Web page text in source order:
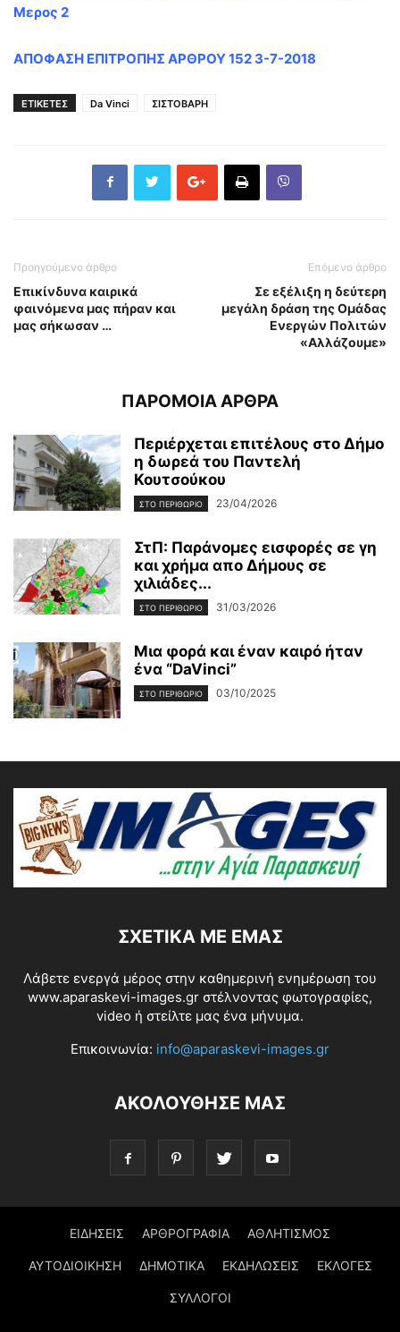
Μερος 2
ΑΠΟΦΑΣΗ ΕΠΙΤΡΟΠΗΣ ΑΡΘΡΟΥ 152 3-7-2018
ΕΤΙΚΕΤΕΣ Da Vinci ΣΙΣΤΟΒΑΡΗ
Προηγούμενο άρθρο
Επικίνδυνα καιρικά
φαινόμενα μας πήραν και
μας σήκωσαν …
Επόμενο άρθρο
Σε εξέλιξη η δεύτερη
μεγάλη δράση της Ομάδας
Ενεργών Πολιτών
«Αλλάζουμε»
ΠΑΡΟΜΟΙΑ ΑΡΘΡΑ
Περιέρχεται επιτέλους στο Δήμο
η δωρεά του Παντελή
Κουτσούκου
ΣΤΟ ΠΕΡΙΘΩΡΙΟ 23/04/2026
ΣτΠ: Παράνομες εισφορές σε γη
και χρήμα απο Δήμους σε
χιλιάδες...
ΣΤΟ ΠΕΡΙΘΩΡΙΟ 31/03/2026
Μια φορά και έναν καιρό ήταν
ένα “DaVinci”
ΣΤΟ ΠΕΡΙΘΩΡΙΟ 03/10/2025
ΣΧΕΤΙΚΆ ΜΕ ΕΜΆΣ
Λάβετε ενεργά μέρος στην καθημερινή ενημέρωση του
www.aparaskevi-images.gr στέλνοντας φωτογραφίες,
video ή στείλτε μας ένα μήνυμα.
Επικοινωνία: info@aparaskevi-images.gr
ΑΚΟΛΟΥΘΗΣΕ ΜΑΣ
ΕΙΔΗΣΕΙΣ ΑΡΘΡΟΓΡΑΦΙΑ ΑΘΛΗΤΙΣΜΟΣ
ΑΥΤΟΔΙΟΙΚΗΣΗ ΔΗΜΟΤΙΚΑ ΕΚΔΗΛΩΣΕΙΣ ΕΚΛΟΓΕΣ
ΣΥΛΛΟΓΟΙ